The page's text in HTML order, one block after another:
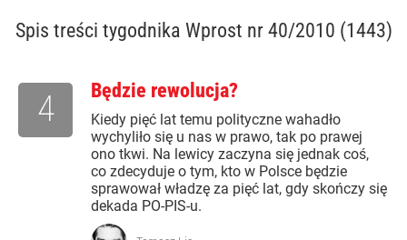
Spis treści tygodnika Wprost nr 40/2010 (1443)
Będzie rewolucja?
Kiedy pięć lat temu polityczne wahadło
wychyliło się u nas w prawo, tak po prawej
ono tkwi. Na lewicy zaczyna się jednak coś,
co zdecyduje o tym, kto w Polsce będzie
sprawował władzę za pięć lat, gdy skończy się
dekada PO-PIS-u.
4